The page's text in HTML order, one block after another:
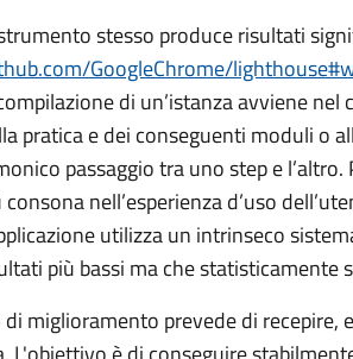
stesso produce risultati
GoogleChrome/
di un’istanza avviene nel
pratica e dei conseguenti moduli o
passaggio tra uno step e
consona nell’esperienza d’uso
utilizza un intrinseco
più bassi ma che statisticamente
di miglioramento prevede di